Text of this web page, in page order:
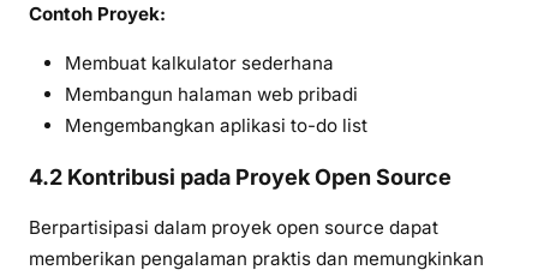
Contoh Proyek:
Membuat kalkulator sederhana
Membangun halaman web pribadi
Mengembangkan aplikasi to-do list
4.2 Kontribusi pada Proyek Open Source
Berpartisipasi dalam proyek open source dapat
memberikan pengalaman praktis dan memungkinkan